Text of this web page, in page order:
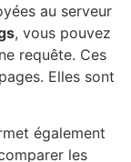
au serveur
, vous pouvez
requête. Ces
Elles sont
également
les